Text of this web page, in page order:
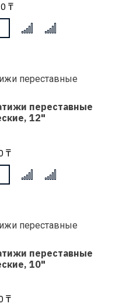
₸
переставные
12"
₸
переставные
10"
₸